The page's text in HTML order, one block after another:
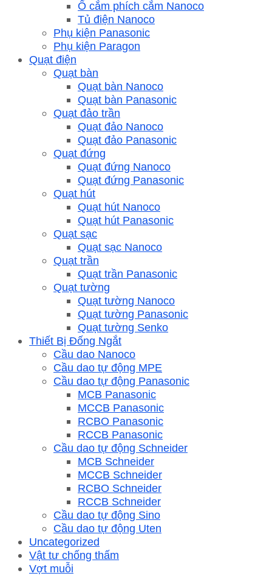
Ổ cắm phích cắm Nanoco
Tủ điện Nanoco
Phụ kiện Panasonic
Phụ kiện Paragon
Quạt điện
Quạt bàn
Quạt bàn Nanoco
Quạt bàn Panasonic
Quạt đảo trần
Quạt đảo Nanoco
Quạt đảo Panasonic
Quạt đứng
Quạt đứng Nanoco
Quạt đứng Panasonic
Quạt hút
Quạt hút Nanoco
Quạt hút Panasonic
Quạt sạc
Quạt sạc Nanoco
Quạt trần
Quạt trần Panasonic
Quạt tường
Quạt tường Nanoco
Quạt tường Panasonic
Quạt tường Senko
Thiết Bị Đống Ngắt
Cầu dao Nanoco
Cầu dao tự động MPE
Cầu dao tự động Panasonic
MCB Panasonic
MCCB Panasonic
RCBO Panasonic
RCCB Panasonic
Cầu dao tự động Schneider
MCB Schneider
MCCB Schneider
RCBO Schneider
RCCB Schneider
Cầu dao tự động Sino
Cầu dao tự động Uten
Uncategorized
Vật tư chống thấm
Vợt muỗi